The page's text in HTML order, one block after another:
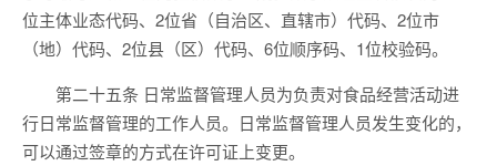
位主体业态代码、2位省（自治区、直辖市）代码、2位市
（地）代码、2位县（区）代码、6位顺序码、1位校验码。
第二十五条 日常监督管理人员为负责对食品经营活动进
行日常监督管理的工作人员。日常监督管理人员发生变化的，
可以通过签章的方式在许可证上变更。